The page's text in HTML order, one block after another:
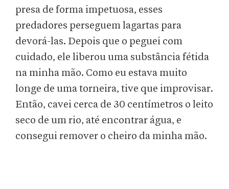
presa de forma impetuosa, esses
predadores perseguem lagartas para
devorá-las. Depois que o peguei com
cuidado, ele liberou uma substância fétida
na minha mão. Como eu estava muito
longe de uma torneira, tive que improvisar.
Então, cavei cerca de 30 centímetros o leito
seco de um rio, até encontrar água, e
consegui remover o cheiro da minha mão.